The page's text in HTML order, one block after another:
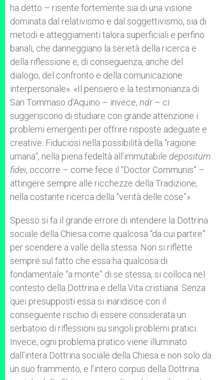
ha detto – risente fortemente sia di una visione
dominata dal relativismo e dal soggettivismo, sia di
metodi e atteggiamenti talora superficiali e perfino
banali, che danneggiano la serietà della ricerca e
della riflessione e, di conseguenza, anche del
dialogo, del confronto e della comunicazione
interpersonale». «Il pensiero e la testimonianza di
San Tommaso d’Aquino – invece, ndr– ci
suggeriscono di studiare con grande attenzione i
problemi emergenti per offrire risposte adeguate e
creative. Fiduciosi nella possibilità della “ragione
umana”, nella piena fedeltà all’immutabile depositum
fidei, occorre – come fece il “Doctor Communis” –
attingere sempre alle ricchezze della Tradizione,
nella costante ricerca della “verità delle cose”».
Spesso si fa il grande errore di intendere la Dottrina
sociale della Chiesa come qualcosa “da cui partire”
per scendere a valle della stessa. Non si riflette
sempre sul fatto che essa ha qualcosa di
fondamentale “a monte” di se stessa, si colloca nel
contesto della Dottrina e della Vita cristiana. Senza
quei presupposti essa si inaridisce con il
conseguente rischio di essere considerata un
serbatoio di riflessioni su singoli problemi pratici.
Invece, ogni problema pratico viene illuminato
dall’intera Dottrina sociale della Chiesa e non solo da
un suo frammento, e l’intero corpus della Dottrina